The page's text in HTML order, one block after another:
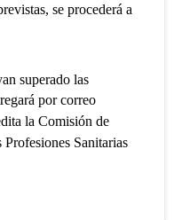
se procederá a
superado las
por correo
la Comisión de
Sanitarias